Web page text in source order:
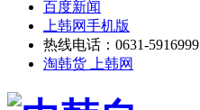
百度新闻
上韩网手机版
热线电话：0631-5916999
淘韩货 上韩网